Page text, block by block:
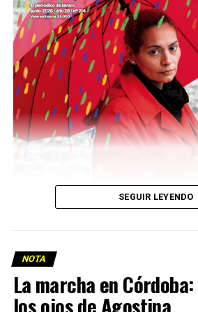
Descargar la Mu en PDF
SEGUIR LEYENDO
NOTA
La marcha en
los ojos de Agostina